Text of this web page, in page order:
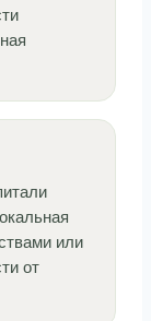
или
от